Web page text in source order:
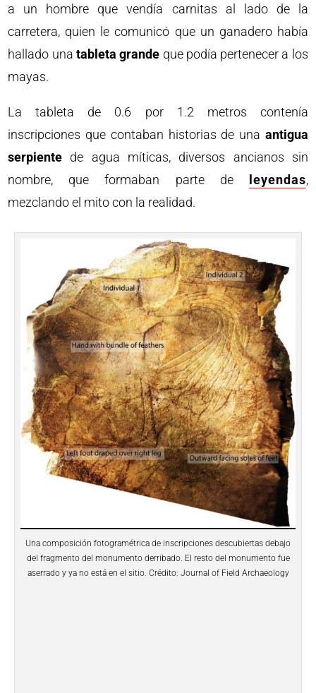
a un hombre que vendía carnitas al lado de la
carretera, quien le comunicó que un ganadero había
hallado una tableta grande que podía pertenecer a los
mayas.
La tableta de 0.6 por 1.2 metros contenía
inscripciones que contaban historias de una antigua
serpiente de agua míticas, diversos ancianos sin
nombre, que formaban parte de
leyendas,
mezclando el mito con la realidad.
Una composición fotogramétrica de inscripciones descubiertas debajo
del fragmento del monumento derribado. El resto del monumento fue
aserrado y ya no está en el sitio. Crédito: Journal of Field Archaeology